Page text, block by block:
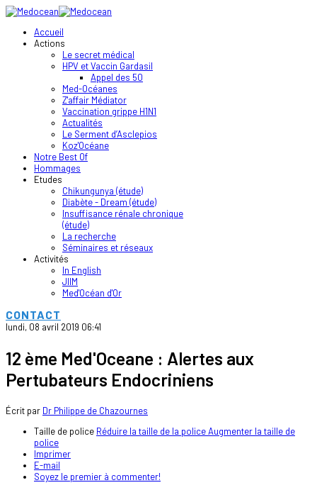
Accueil
Actions
Le secret médical
HPV et Vaccin Gardasil
Appel des 50
Med-Océanes
Z'affair Médiator
Vaccination grippe H1N1
Actualités
Le Serment d’Asclepios
Koz'Océane
Notre Best Of
Hommages
Etudes
Chikungunya (étude)
Diabète - Dream (étude)
Insuffisance rénale chronique
(étude)
La recherche
Séminaires et réseaux
Activités
In English
JIIM
Med'Océan d'Or
CONTACT
lundi, 08 avril 2019 06:41
12 ème Med'Oceane : Alertes aux
Pertubateurs Endocriniens
Écrit par Dr Philippe de Chazournes
Taille de police Réduire la taille de la policeAugmenter la taille de
police
Imprimer
E-mail
Soyez le premier à commenter!